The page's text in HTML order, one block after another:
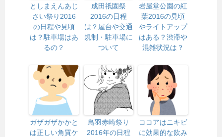
としまえんあじ
さい祭り2016
の日程や見頃
は？駐車場はあ
るの？
成田祇園祭
2016の日程
は？屋台や交通
規制・駐車場に
ついて
岩屋堂公園の紅
葉2016の見頃
やライトアップ
はある？渋滞や
混雑状況は？
ガザガザかかと
は正しい角質ケ
鳥羽赤崎祭り
2016年の日程
ココアはニキビ
に効果的な飲み